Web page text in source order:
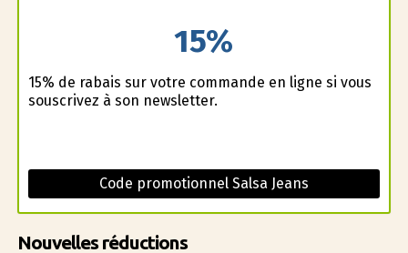
15%
15% de rabais sur votre commande en ligne si vous
souscrivez à son newsletter.
Code promotionnel Salsa Jeans
Nouvelles réductions